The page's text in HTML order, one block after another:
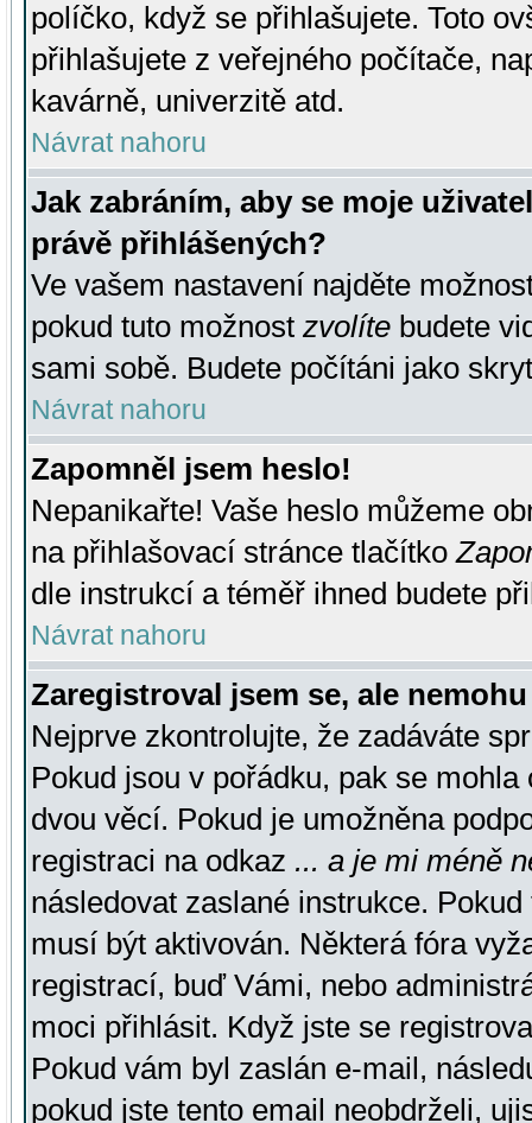
políčko, když se přihlašujete. Toto
přihlašujete z veřejného počítače,
kavárně, univerzitě atd.
Návrat nahoru
Jak zabráním, aby se moje
právě přihlášených?
Ve vašem nastavení najděte
pokud tuto možnost zvolíte budete
sami sobě. Budete počítáni jako
Návrat nahoru
Zapomněl jsem heslo!
Nepanikařte! Vaše heslo můžeme
na přihlašovací stránce tlačítko
dle instrukcí a téměř ihned budete
Návrat nahoru
Zaregistroval jsem se, ale
Nejprve zkontrolujte, že zadáváte
Pokud jsou v pořádku, pak se
dvou věcí. Pokud je umožněna
registraci na odkaz ... a je mi méně
následovat zaslané instrukce.
musí být aktivován. Některá fóra
registrací, buď Vámi, nebo
moci přihlásit. Když jste se
Pokud vám byl zaslán e-mail,
pokud jste tento email neobdrželi,